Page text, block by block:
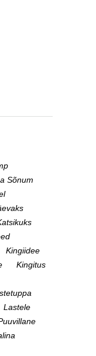
Sõnum
Kingiidee
Kingitus
Lastele